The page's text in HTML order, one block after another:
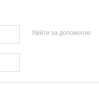
Увійти за допомогою